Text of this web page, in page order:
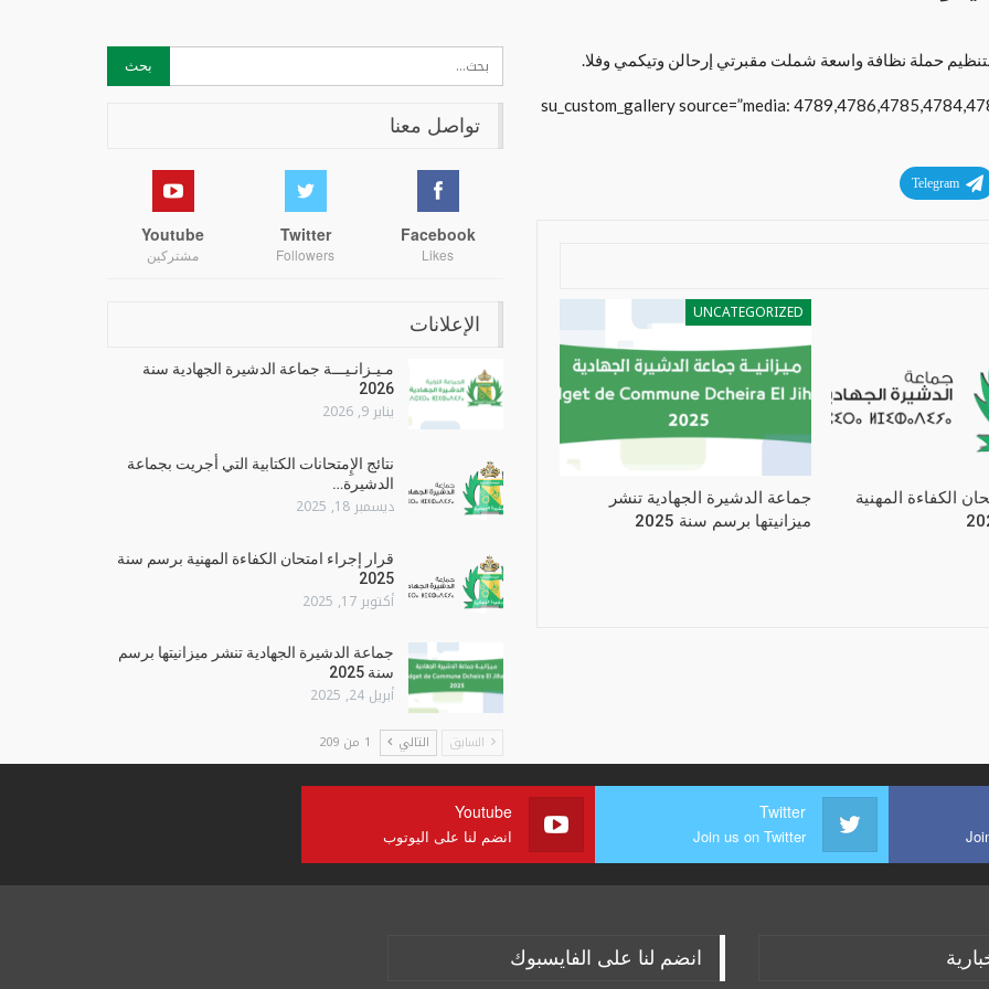
[su_custom_gallery source=”media:
Telegram
الكفاءة المهنية
UNCATEGORIZED
جماعة الدشيرة الجهادية تنشر
ميزانيتها برسم سنة 2025
تواصل معنا
Facebook
Likes
Twitter
Followers
Youtube
مشتركين
الإعلانات
مـيـزانـيـــة جماعة الدشيرة الجهادية سنة
2026
يناير 9, 2026
نتائج الإِمتحانات الكتابية التي أجريت بجماعة
الدشيرة…
ديسمبر 18, 2025
قرار إجراء امتحان الكفاءة المهنية برسم سنة
2025
أكتوبر 17, 2025
جماعة الدشيرة الجهادية تنشر ميزانيتها برسم
سنة 2025
أبريل 24, 2025
السابق التالي 1 من 209
Twitter
Join us on Twitter
Youtube
انضم لنا على اليوتوب
انضم لنا على الفايسبوك